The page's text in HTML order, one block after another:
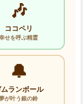
🎶
ココペリ
せを呼ぶ精霊
🔔
ムランボール
が叶う銀の鈴